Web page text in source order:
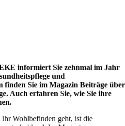
informiert Sie zehnmal im Jahr
und
finden Sie im Magazin Beiträge über
Auch erfahren Sie, wie Sie ihre
Wohlbefinden geht, ist die